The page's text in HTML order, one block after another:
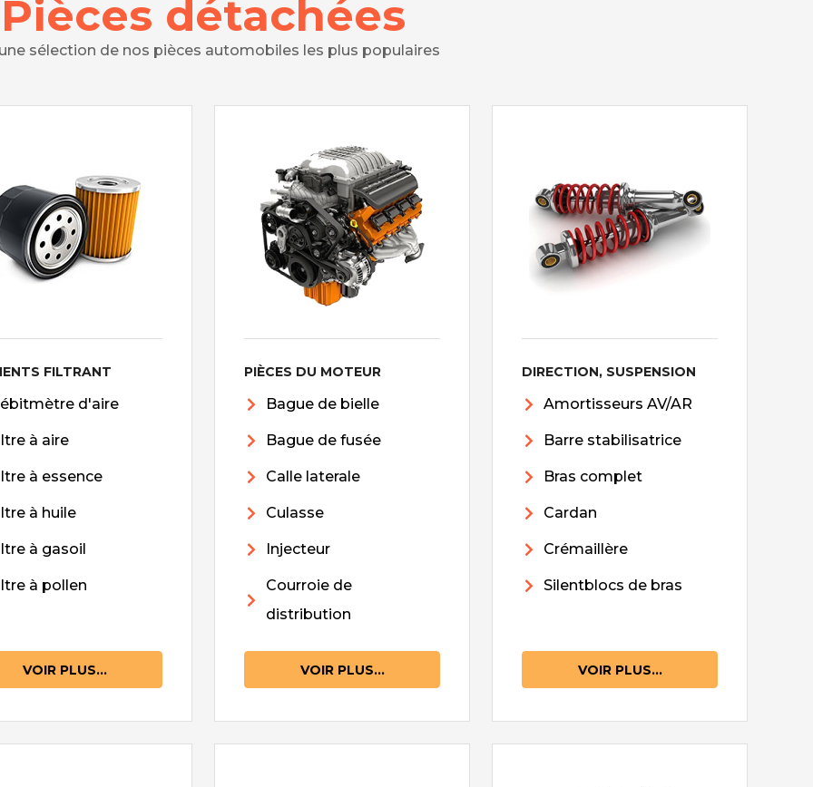
Pièces détachées
sélection de nos pièces automobiles les plus populaires
FILTRANT
d'aire
à aire
à essence
à huile
à gasoil
à pollen
VOIR PLUS...
PIÈCES DU MOTEUR
Bague de bielle
Bague de fusée
Calle laterale
Culasse
Injecteur
Courroie de
distribution
VOIR PLUS...
DIRECTION, SUSPENSION
Amortisseurs AV/AR
Barre stabilisatrice
Bras complet
Cardan
Crémaillère
Silentblocs de bras
VOIR PLUS...